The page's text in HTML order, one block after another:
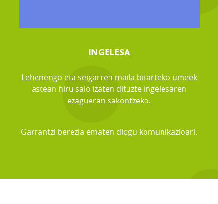
INGELESA
Lehenengo eta seigarren maila bitarteko umeek
astean hiru saio izaten dituzte ingelesaren
ezagueran sakontzeko.
Garrantzi berezia ematen diogu komunikazioari.